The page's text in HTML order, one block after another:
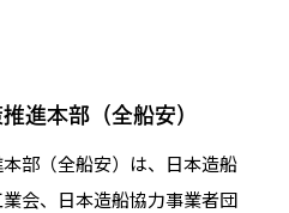
進本部（全船安）
部（全船安）は、日本造船
会、日本造船協力事業者団